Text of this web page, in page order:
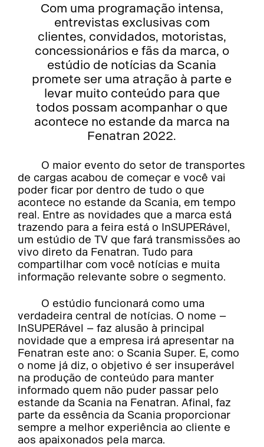
Com uma programação intensa,
entrevistas exclusivas com
clientes, convidados, motoristas,
concessionários e fãs da marca, o
estúdio de notícias da Scania
promete ser uma atração à parte e
levar muito conteúdo para que
todos possam acompanhar o que
acontece no estande da marca na
Fenatran 2022.
O maior evento do setor de transportes
de cargas acabou de começar e você vai
poder ficar por dentro de tudo o que
acontece no estande da Scania, em tempo
real. Entre as novidades que a marca está
trazendo para a feira está o InSUPERável,
um estúdio de TV que fará transmissões ao
vivo direto da Fenatran. Tudo para
compartilhar com você notícias e muita
informação relevante sobre o segmento.
O estúdio funcionará como uma
verdadeira central de notícias. O nome –
InSUPERável – faz alusão à principal
novidade que a empresa irá apresentar na
Fenatran este ano: o Scania Super. E, como
o nome já diz, o objetivo é ser insuperável
na produção de conteúdo para manter
informado quem não puder passar pelo
estande da Scania na Fenatran. Afinal, faz
parte da essência da Scania proporcionar
sempre a melhor experiência ao cliente e
aos apaixonados pela marca.